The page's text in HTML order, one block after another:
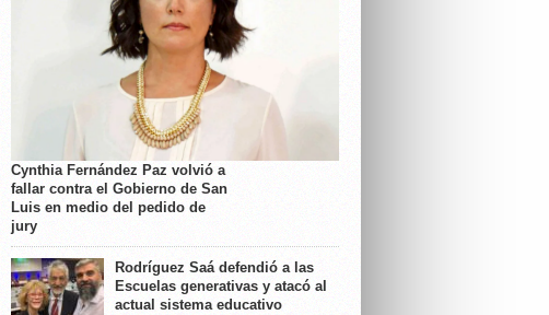
Cynthia Fernández Paz volvió a
fallar contra el Gobierno de San
Luis en medio del pedido de
jury
Rodríguez Saá defendió a las
Escuelas generativas y atacó al
actual sistema educativo